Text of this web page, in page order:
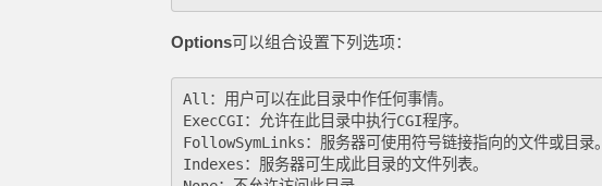
Options可以组合设置下列选项：
All：用户可以在此目录中作任何事情。
ExecCGI：允许在此目录中执行CGI程序。
FollowSymLinks：服务器可使用符号链接指向的文件或目录。
Indexes：服务器可生成此目录的文件列表。